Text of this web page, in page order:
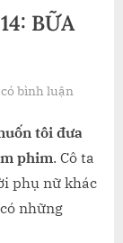
BỮA
bình luậnở
Chuyện
Cuối
số
tôi đưa
phim. Cô ta
phụ nữ khác
những